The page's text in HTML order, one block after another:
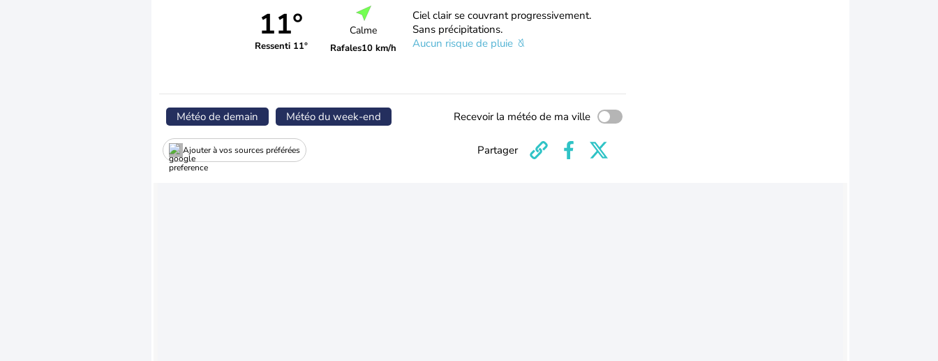
11°
Ressenti 11°
Calme
Rafales10 km/h
Ciel clair se couvrant progressivement.
Sans précipitations.
Aucun risque de pluie
Météo de demain Météo du week-end Recevoir la météo de ma ville
Ajouter à vos sources préférées Partager